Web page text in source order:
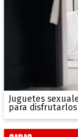
Juguetes
para